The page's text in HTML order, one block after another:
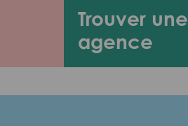
Trouver une
agence